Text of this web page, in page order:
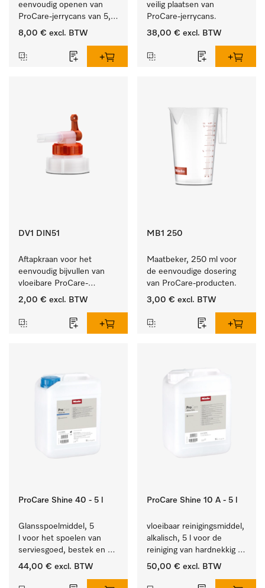
eenvoudig openen van
ProCare-jerrycans van 5,
10 en 20 l.
8,00 € excl. BTW
veilig plaatsen van
ProCare-jerrycans.
38,00 € excl. BTW
DV1 DIN51
Aftapkraan voor het
eenvoudig bijvullen van
vloeibare ProCare-
producten.
2,00 € excl. BTW
MB1 250
Maatbeker, 250 ml voor
de eenvoudige dosering
van ProCare-producten.
3,00 € excl. BTW
ProCare Shine 40 - 5 l
Glansspoelmiddel, 5
l voor het spoelen van
serviesgoed, bestek en
ideaal voor glazen.
44,00 € excl. BTW
ProCare Shine 10 A - 5 l
vloeibaar reinigingsmiddel,
alkalisch, 5 l voor de
reiniging van hardnekkig
vuil op serviesgoed,
50,00 € excl. BTW